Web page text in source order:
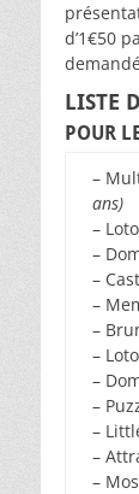
d’1€50
LISTE
POUR
–
ans)
–
–
–
–
–
–
–
–
–
–
–